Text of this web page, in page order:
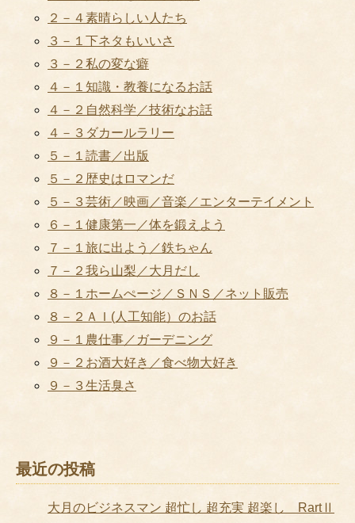
２－４素晴らしい人たち
３－１下ネタもいいさ
３－２私の変な癖
４－１知識・教養になるお話
４－２自然科学／技術なお話
４－３ダカールラリー
５－１読書／出版
５－２歴史はロマンだ
５－３芸術／映画／音楽／エンターテイメント
６－１健康第一／体を鍛えよう
７－１旅に出よう／鉄ちゃん
７－２我ら山梨／大月だし
８－１ホームぺージ／ＳＮＳ／ネット販売
８－２ＡＩ(人工知能）のお話
９－１農仕事／ガーデニング
９－２お酒大好き／食べ物大好き
９－３生活臭さ
最近の投稿
大月のビジネスマン 超忙し 超充実 超楽し RartⅡ